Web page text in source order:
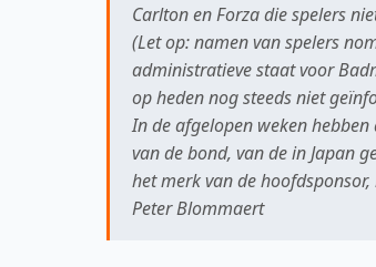
Carlton en Forza die spelers
(Let op: namen van spelers
administratieve staat voor
op heden nog steeds niet
In de afgelopen weken
van de bond, van de in Japan
het merk van de hoofdsponsor,
Peter Blommaert